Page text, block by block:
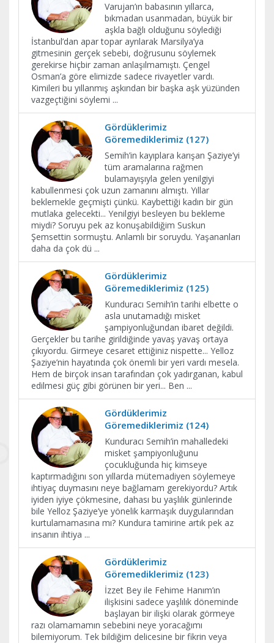
Varujan’ın babasının yıllarca,
bıkmadan usanmadan, büyük bir
aşkla bağlı olduğunu söylediği
İstanbul’dan apar topar ayrılarak Marsilya’ya
gitmesinin gerçek sebebi, doğrusunu söylemek
gerekirse hiçbir zaman anlaşılmamıştı. Çengel
Osman’a göre elimizde sadece rivayetler vardı.
Kimileri bu yıllanmış aşkından bir başka aşk yüzünden
vazgeçtiğini söylemi ...
Gördüklerimiz
Göremediklerimiz (127)
Semih’in kayıplara karışan Şaziye’yi
tüm aramalarına rağmen
bulamayışıyla gelen yenilgiyi
kabullenmesi çok uzun zamanını almıştı. Yıllar
beklemekle geçmişti çünkü. Kaybettiği kadın bir gün
mutlaka gelecekti... Yenilgiyi besleyen bu bekleme
miydi? Soruyu pek az konuşabildiğim Suskun
Şemsettin sormuştu. Anlamlı bir soruydu. Yaşananları
daha da çok dü ...
Gördüklerimiz
Göremediklerimiz (125)
Kunduracı Semih’in tarihi elbette o
asla unutamadığı misket
şampiyonluğundan ibaret değildi.
Gerçekler bu tarihe girildiğinde yavaş yavaş ortaya
çıkıyordu. Girmeye cesaret ettiğiniz nispette... Yelloz
Şaziye’nin hayatında çok önemli bir yeri vardı mesela.
Hem de birçok insan tarafından çok yadırganan, kabul
edilmesi güç gibi görünen bir yeri... Ben ...
Gördüklerimiz
Göremediklerimiz (124)
Kunduracı Semih’in mahalledeki
misket şampiyonluğunu
çocukluğunda hiç kimseye
kaptırmadığını son yıllarda mütemadiyen söylemeye
ihtiyaç duymasını neye bağlamam gerekiyordu? Artık
iyiden iyiye çökmesine, dahası bu yaşlılık günlerinde
bile Yelloz Şaziye’ye yönelik karmaşık duygularından
kurtulamamasına mı? Kundura tamirine artık pek az
insanın ihtiya ...
Gördüklerimiz
Göremediklerimiz (123)
İzzet Bey ile Fehime Hanım’ın
ilişkisini sadece yaşlılık döneminde
başlayan bir ilişki olarak görmeye
razı olamamamın sebebini neye yoracağımı
bilemiyorum. Tek bildiğim delicesine bir fikrin veya